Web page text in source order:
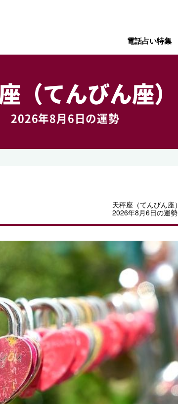
電話占い特集
（てんびん座）
2026年8月6日の運勢
天秤座（てんびん座）
2026年8月6日の運勢